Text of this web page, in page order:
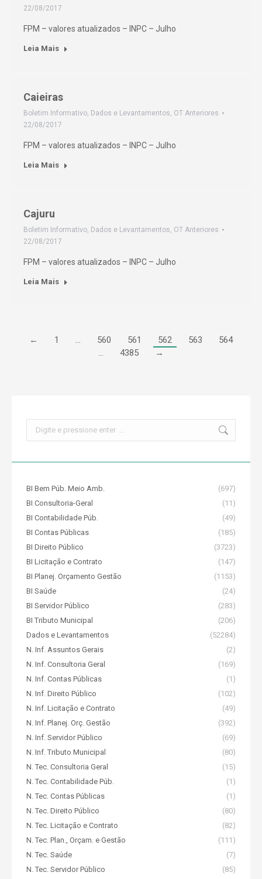
22/08/2017
FPM – valores atualizados – INPC – Julho
Leia Mais
Caieiras
Boletim Informativo, Dados e Levantamentos, OT Anteriores
22/08/2017
FPM – valores atualizados – INPC – Julho
Leia Mais
Cajuru
Boletim Informativo, Dados e Levantamentos, OT Anteriores
22/08/2017
FPM – valores atualizados – INPC – Julho
Leia Mais
← 1 … 560 561 562 563
564
…
4385 →
BI Bem Púb. Meio Amb.
(697)
BI Consultoria-Geral
(11)
BI Contabilidade Púb.
(49)
BI Contas Públicas
(185)
BI Direito Público
(3723)
BI Licitação e Contrato
(147)
BI Planej. Orçamento Gestão
(1153)
BI Saúde
(24)
BI Servidor Público
(283)
BI Tributo Municipal
(206)
Dados e Levantamentos
(52284)
N. Inf. Assuntos Gerais
(2)
N. Inf. Consultoria Geral
(169)
N. Inf. Contas Públicas
(1)
N. Inf. Direito Público
(102)
N. Inf. Licitação e Contrato
(49)
N. Inf. Planej. Orç. Gestão
(392)
N. Inf. Servidor Público
(69)
N. Inf. Tributo Municipal
(80)
N. Tec. Consultoria Geral
(15)
N. Tec. Contabilidade Púb.
(1)
N. Tec. Contas Públicas
(1)
N. Tec. Direito Público
(80)
N. Tec. Licitação e Contrato
(82)
N. Tec. Plan., Orçam. e Gestão
(111)
N. Tec. Saúde
(7)
N. Tec. Servidor Público
(85)